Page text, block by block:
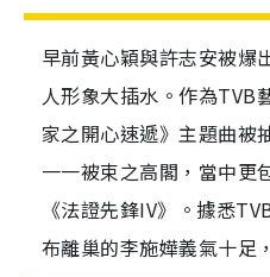
早前黃心穎與許志安被爆
人形象大插水。作為
家之開心速遞》主題曲被
一一被束之高閣，當中更
《法證先鋒IV》。據悉
布離巢的李施嬅義氣十足